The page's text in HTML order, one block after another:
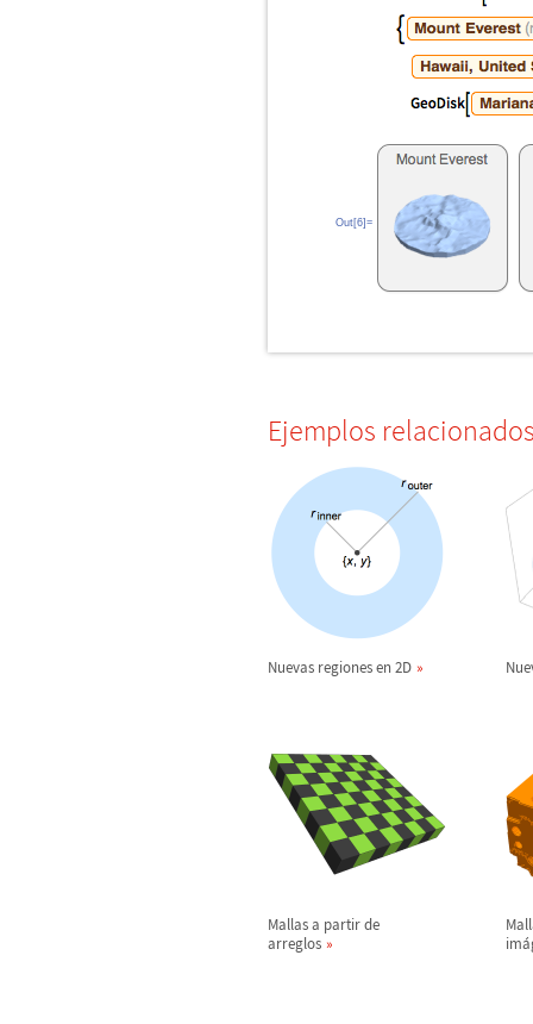
Out[6]=
Ejemplos
Nuevas regiones en 2D
Mallas a partir de
arreglos
imá